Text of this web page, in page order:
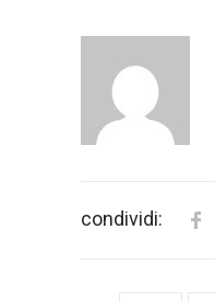
condividi: